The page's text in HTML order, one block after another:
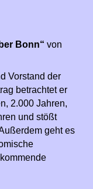
Bonn“ von
Vorstand der
betrachtet er
2.000 Jahren,
und stößt
geht es